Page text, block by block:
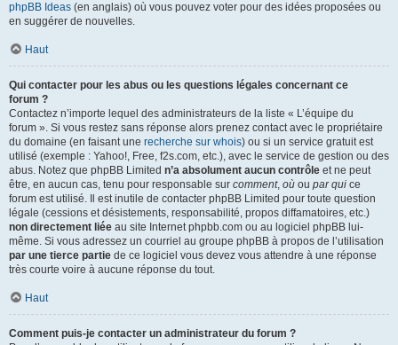
phpBB Ideas (en anglais) où vous pouvez voter pour des idées proposées ou
en suggérer de nouvelles.
Haut
Qui contacter pour les abus ou les questions légales concernant ce
forum ?
Contactez n’importe lequel des administrateurs de la liste « L’équipe du
forum ». Si vous restez sans réponse alors prenez contact avec le propriétaire
du domaine (en faisant une recherche sur whois) ou si un service gratuit est
utilisé (exemple : Yahoo!, Free, f2s.com, etc.), avec le service de gestion ou des
abus. Notez que phpBB Limited n’a absolument aucun contrôle et ne peut
être, en aucun cas, tenu pour responsable sur comment, où ou par qui ce
forum est utilisé. Il est inutile de contacter phpBB Limited pour toute question
légale (cessions et désistements, responsabilité, propos diffamatoires, etc.)
non directement liée au site Internet phpbb.com ou au logiciel phpBB lui-
même. Si vous adressez un courriel au groupe phpBB à propos de l’utilisation
par une tierce partie de ce logiciel vous devez vous attendre à une réponse
très courte voire à aucune réponse du tout.
Haut
Comment puis-je contacter un administrateur du forum ?